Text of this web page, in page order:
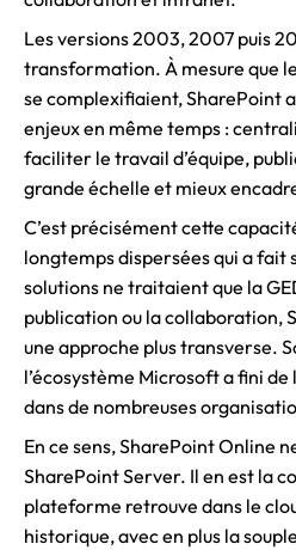
Les versions 2003, 2007 puis
transformation. À mesure que
se complexifiaient, SharePoint
enjeux en même temps :
faciliter le travail d’équipe,
grande échelle et mieux
C’est précisément cette
longtemps dispersées qui a fait
solutions ne traitaient que la
publication ou la collaboration,
une approche plus transverse.
l’écosystème Microsoft a fini
dans de nombreuses
En ce sens, SharePoint Online
SharePoint Server. Il en est la
plateforme retrouve dans le
historique, avec en plus la